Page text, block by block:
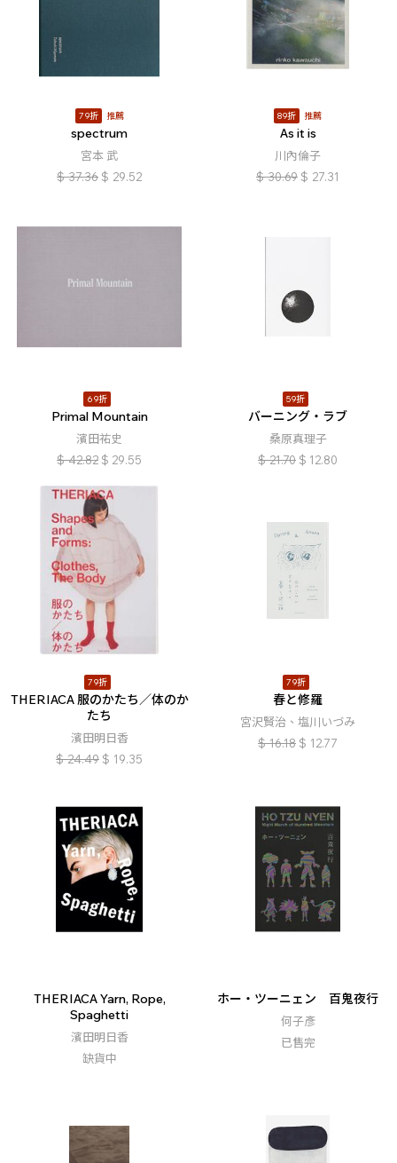
79折 推薦
spectrum
宮本 武
$ 37.36 $ 29.52
89折 推薦
As it is
川內倫子
$ 30.69 $ 27.31
69折
Primal Mountain
濱田祐史
$ 42.82 $ 29.55
59折
バーニング・ラブ
桑原真理子
$ 21.70 $ 12.80
79折
THERIACA 服のかたち／体のか
たち
濱田明日香
$ 24.49 $ 19.35
79折
春と修羅
宮沢賢治、塩川いづみ
$ 16.18 $ 12.77
THERIACA Yarn, Rope,
Spaghetti
濱田明日香
缺貨中
ホー・ツーニェン 百鬼夜行
何子彥
已售完